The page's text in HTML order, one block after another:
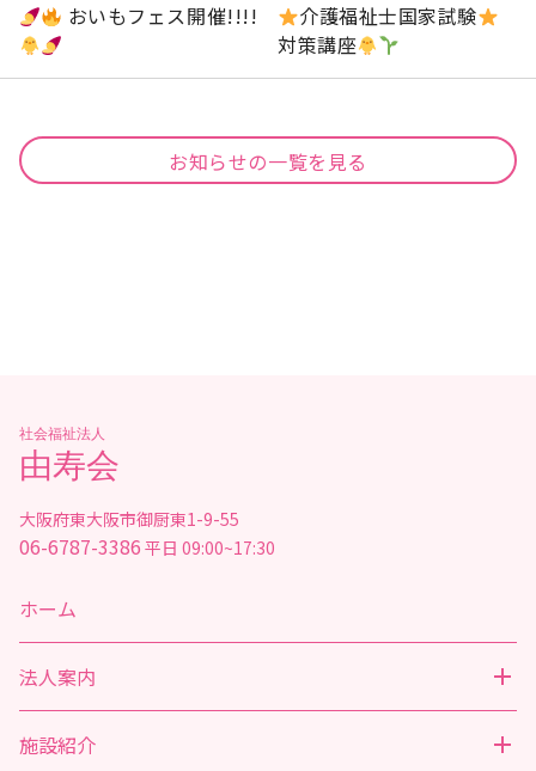
おいもフェス開催!!!!
介護福祉士国家試験
対策講座
お知らせの一覧を見る
社会福祉法人
由寿会
大阪府東大阪市御厨東1-9-55
06-6787-3386 平日 09:00~17:30
ホーム
法人案内
施設紹介